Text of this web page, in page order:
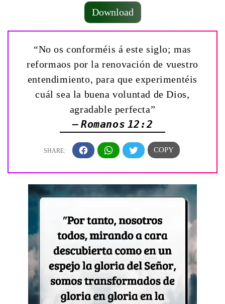
Download
“No os conforméis á este siglo; mas
reformaos por la renovación de vuestro
entendimiento, para que experimentéis
cuál sea la buena voluntad de Dios,
agradable perfecta”
— Romanos 12:2